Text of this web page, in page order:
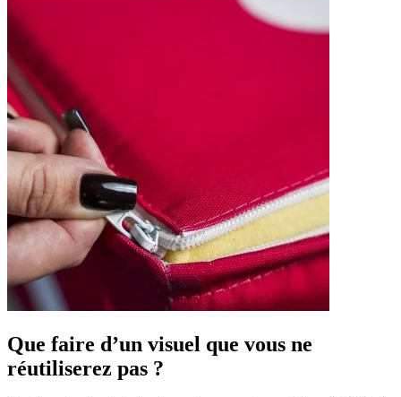
Que faire d’un visuel que vous ne
réutiliserez pas ?